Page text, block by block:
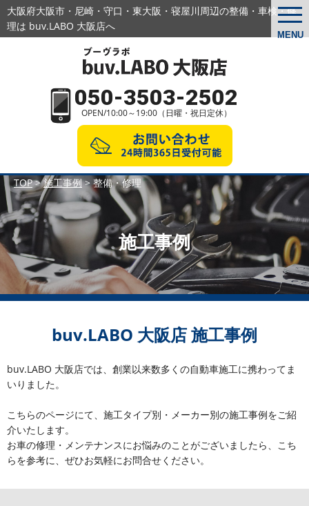
MENU
大阪府大阪市・尼崎・守口・東大阪・寝屋川周辺の整備・車検・修
理は buv.LABO 大阪店へ
050-3503-2502
OPEN/10:00～19:00（日曜・祝日定休）
TOP>施工事例>整備・修理
施工事例
buv.LABO 大阪店 施工事例
buv.LABO 大阪店では、創業以来数多くの自動車施工に携わってま
いりました。
こちらのページにて、施工タイプ別・メーカー別の施工事例をご紹
介いたします。
お車の修理・メンテナンスにお悩みのことがございましたら、こち
らを参考に、ぜひお気軽にお問合せください。